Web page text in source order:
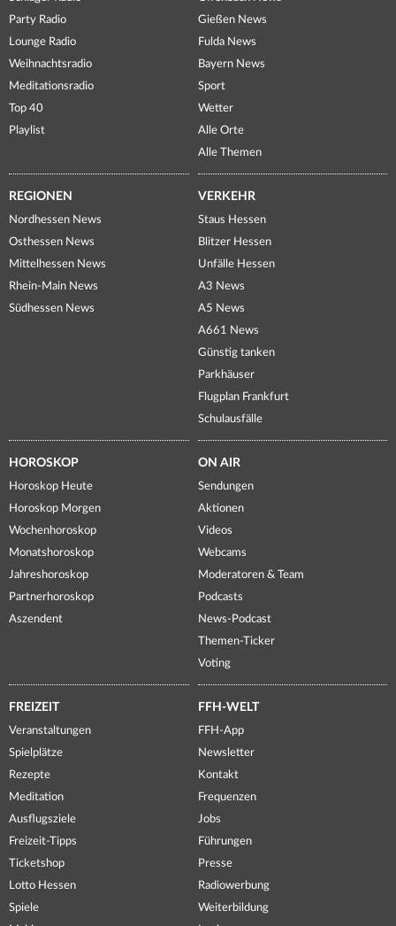
Party Radio
Lounge Radio
Weihnachtsradio
Meditationsradio
Top 40
Playlist
Gießen News
Fulda News
Bayern News
Sport
Wetter
Alle Orte
Alle Themen
REGIONEN
Nordhessen News
Osthessen News
Mittelhessen News
Rhein-Main News
Südhessen News
VERKEHR
Staus Hessen
Blitzer Hessen
Unfälle Hessen
A3 News
A5 News
A661 News
Günstig tanken
Parkhäuser
Flugplan Frankfurt
Schulausfälle
HOROSKOP
Horoskop Heute
Horoskop Morgen
Wochenhoroskop
Monatshoroskop
Jahreshoroskop
Partnerhoroskop
Aszendent
ON AIR
Sendungen
Aktionen
Videos
Webcams
Moderatoren & Team
Podcasts
News-Podcast
Themen-Ticker
Voting
FREIZEIT
Veranstaltungen
Spielplätze
Rezepte
Meditation
Ausflugsziele
Freizeit-Tipps
Ticketshop
Lotto Hessen
Spiele
FFH-WELT
FFH-App
Newsletter
Kontakt
Frequenzen
Jobs
Führungen
Presse
Radiowerbung
Weiterbildung